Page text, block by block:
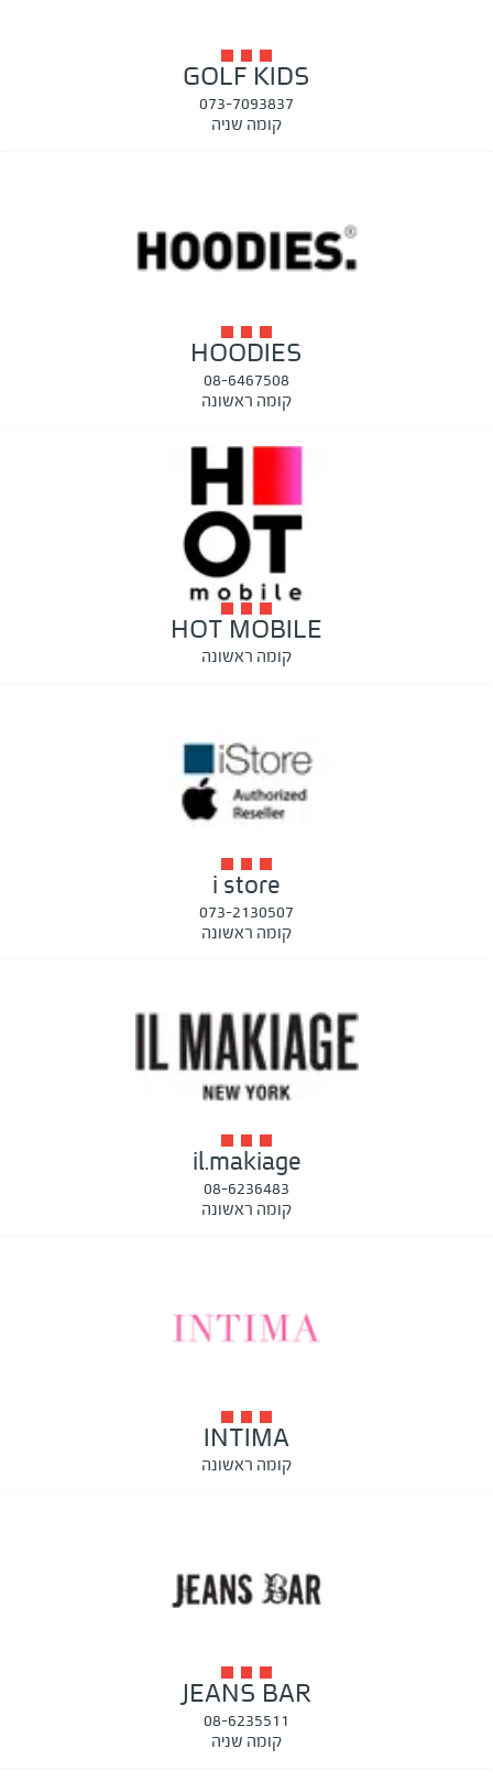
GOLF KIDS
073-7093837
קומה שניה
HOODIES
08-6467508
קומה ראשונה
HOT MOBILE
קומה ראשונה
i store
073-2130507
קומה ראשונה
il.makiage
08-6236483
קומה ראשונה
INTIMA
קומה ראשונה
JEANS BAR
08-6235511
קומה שניה